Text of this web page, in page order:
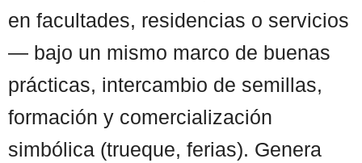
en facultades, residencias o servicios
— bajo un mismo marco de buenas
prácticas, intercambio de semillas,
formación y comercialización
simbólica (trueque, ferias). Genera